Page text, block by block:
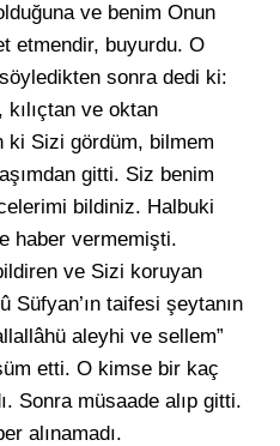
ve benim Onun
etmendir, buyurdu. O
sonra dedi ki:
ve oktan
ki Sizi gördüm, bilmem
gitti. Siz benim
bildiniz. Halbuki
haber vermemişti.
ve Sizi koruyan
Süfyan’ın taifesi şeytanın
aleyhi ve sellem”
etti. O kimse bir kaç
Sonra müsaade alıp gitti.
alınamadı.